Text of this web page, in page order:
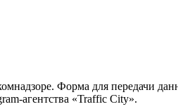
Форма для передачи
агентства «Traffic City».